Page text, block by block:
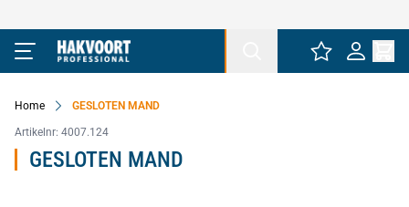
Ga naar de inhoud
Home GESLOTEN MAND
Artikelnr: 4007.124
GESLOTEN MAND